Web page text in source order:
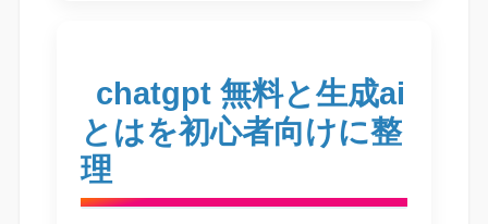
chatgpt 無料と生成ai
とはを初心者向けに整
理